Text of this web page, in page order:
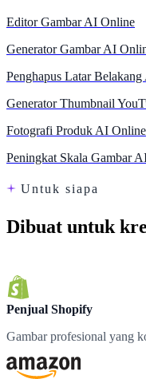
Editor Gambar AI Online
Generator Gambar AI
Penghapus Latar
Generator Thumbnail
Fotografi Produk AI Online
Peningkat Skala Gambar
Untuk siapa
Dibuat untuk
Penjual Shopify
Gambar profesional yang